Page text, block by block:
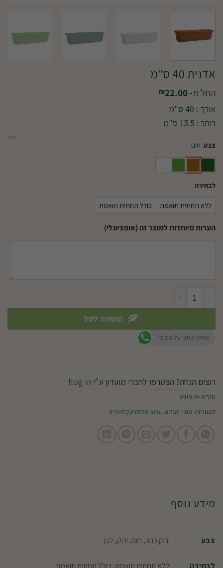
אדנית 40 ס"מ
החל מ- ₪22.00
אורך : 40 ס"מ
רוחב : 15.5 ס"מ
צבע: חום
לבחירה
ללא תחתית תואמת כולל תחתית תואמת
נקה
הערות מיוחדות למוצר זה (אופציונלי)
הוספה לסל
שאלו אותנו על המוצר
רוצים הנחה? הצטרפו לחברי מועדון ע"י log in
!
מק"ט: אין מידע
קטגוריות: מוצרי הגינה, עציצי פלסטיק קלאסיים
מידע נוסף
צבע ירוק כהה, חום, ירוק, לבן
לבחירה ללא תחתית תואמת, כולל תחתית תואמת